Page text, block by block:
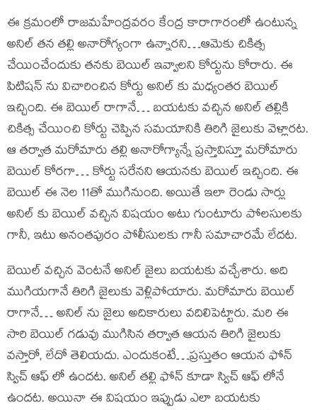
ఈ క్రమంలో రాజమహేంద్రవరం కేంద్ర కారాగారంలో ఉంటున్న
అనిల్ తన తల్లి అనారోగ్యంగా ఉన్నారని…ఆమెకు చికిత్స
చేయించేందుకు తనకు బెయిల్ ఇవ్వాలని కోర్టును కోరారు. ఈ
పిటిషన్ ను విచారించిన కోర్టు అనిల్ కు మధ్యంతర బెయిల్
ఇచ్చింది. ఈ బెయిల్ రాగానే… బయటకు వచ్చిన అనిల్ తల్లికి
చికిత్స చేయించి కోర్టు చెప్పిన సమయానికి తిరిగి జైలుకు వెళ్లారట.
ఆ తర్వాత మరోమారు తల్లి అనారోగ్యాన్నే ప్రస్తావిస్తూ మరోమారు
బెయిల్ కోరగా… కోర్టు సరేనని ఆయనకు బెయిల్ ఇచ్చింది. ఈ
బెయిల్ ఈ నెల 11తో ముగినుంది. అయితే ఇలా రెండు సార్లు
అనిల్ కు బెయిల్ వచ్చిన విషయం అటు గుంటూరు పోలసులకు
గానీ, ఇటు అనంతపురం పోలీసులకు గానీ సమాచారమే లేదట.
బెయిల్ వచ్చిన వెంటనే అనిల్ జైలు బయటకు వచ్చేశారు. అది
ముగియగానే తిరిగి జైలుకు వెళ్లిపోయారు. మరోమారు బెయిల్
రాగానే… అనిల్ ను జైలు అదికారులు వదిలిపెట్టారు. మరి ఈ
సారి బెయిల్ గడువు ముగిసిన తర్వాత ఆయన తిరిగి జైలుకు
వస్తారో, లేదో తెలియదు. ఎందుకంటే…ప్రస్తుతం ఆయన ఫోన్
స్విచ్ ఆఫ్ లో ఉందట. అనిల్ తల్లి ఫోన్ కూడా స్విచ్ ఆఫ్ లోనే
ఉందట. అయినా ఈ విషయం ఇప్పుడు ఎలా బయటకు